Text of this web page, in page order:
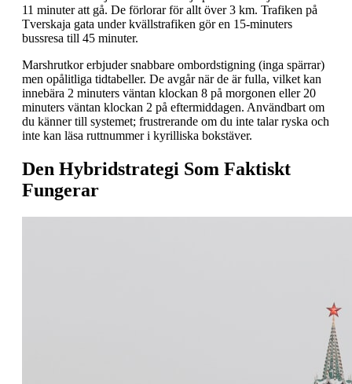
11 minuter att gå. De förlorar för allt över 3 km. Trafiken på
Tverskaja gata under kvällstrafiken gör en 15-minuters
bussresa till 45 minuter.
Marshrutkor erbjuder snabbare ombordstigning (inga spärrar)
men opålitliga tidtabeller. De avgår när de är fulla, vilket kan
innebära 2 minuters väntan klockan 8 på morgonen eller 20
minuters väntan klockan 2 på eftermiddagen. Användbart om
du känner till systemet; frustrerande om du inte talar ryska och
inte kan läsa ruttnummer i kyrilliska bokstäver.
Den Hybridstrategi Som Faktiskt
Fungerar